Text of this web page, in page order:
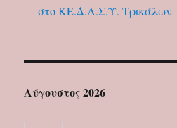
στο ΚΕ.Δ.Α.Σ.Υ. Τρικάλων
Αύγουστος 2026